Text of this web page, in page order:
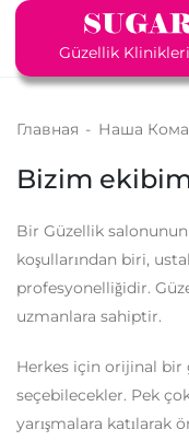
Güzellik Klinikleri
Главная - Наша
Bizim
Bir Güzellik salonunun
koşullarından biri,
profesyonelliğidir.
uzmanlara sahiptir.
Herkes için orijinal
seçebilecekler. Pek
yarışmalara katılarak